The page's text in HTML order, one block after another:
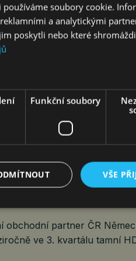
POKRAČUJE V
údaje za třetí čtvrtletí roku
čtvrtletím Švédsko
tempo růstu bylo
obchodní partner ČR
ve 3. kvartálu tamní
soubory cookie.
a analytickými
poskytli nebo které
Funkční soubory
VŠE